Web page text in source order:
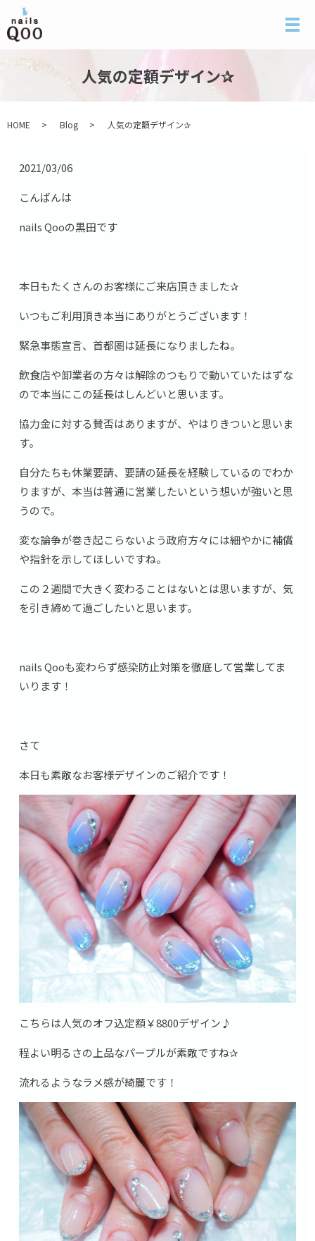
メ
人気の定額デザイン✰
HOME Blog 人気の定額デザイン✰
2021/03/06
こんばんは
nails Qooの黒田です
本日もたくさんのお客様にご来店頂きました✰
いつもご利用頂き本当にありがとうございます！
緊急事態宣言、首都圏は延長になりましたね。
飲食店や卸業者の方々は解除のつもりで動いていたはずな
ので本当にこの延長はしんどいと思います。
協力金に対する賛否はありますが、やはりきついと思いま
す。
自分たちも休業要請、要請の延長を経験しているのでわか
りますが、本当は普通に営業したいという想いが強いと思
うので。
変な論争が巻き起こらないよう政府方々には細やかに補償
や指針を示してほしいですね。
この２週間で大きく変わることはないとは思いますが、気
を引き締めて過ごしたいと思います。
nails Qooも変わらず感染防止対策を徹底して営業してま
いります！
さて
本日も素敵なお客様デザインのご紹介です！
こちらは人気のオフ込定額￥8800デザイン♪
程よい明るさの上品なパープルが素敵ですね✰
流れるようなラメ感が綺麗です！